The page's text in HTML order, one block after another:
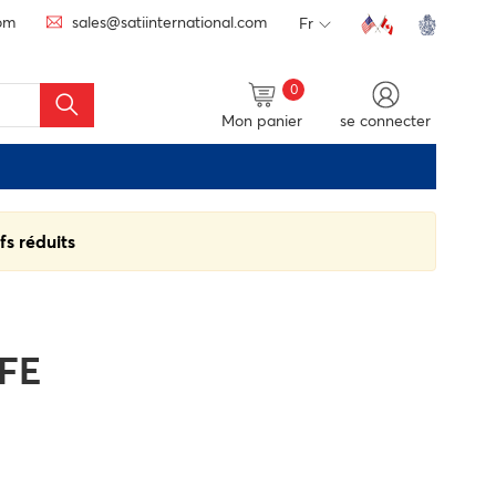
sales@satiinternational.com Fr
Mon panier
0
se connecter
réduits